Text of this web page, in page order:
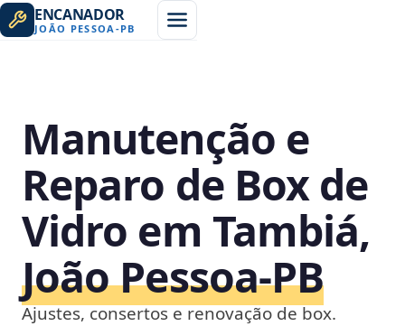
ENCANADOR
JOÃO PESSOA -PB
Manutenção e
Reparo de Box de
Vidro em Tambiá,
João Pessoa‑PB
Ajustes, consertos e renovação de box.